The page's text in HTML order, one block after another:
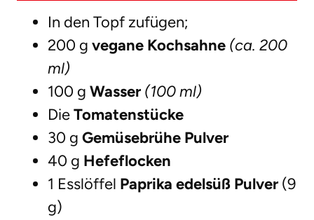
In den Topf zufügen;
200 g vegane Kochsahne (ca. 200
ml)
100 g Wasser (100 ml)
DieTomatenstücke
30 g Gemüsebrühe Pulver
40 g Hefeflocken
1 Esslöffel Paprika edelsüß Pulver (9
g)